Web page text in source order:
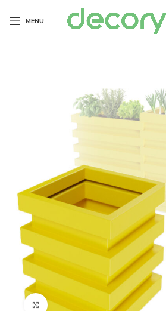
MENU
Kliknij aby powiększyć